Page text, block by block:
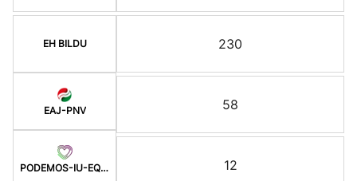
EH BILDU
EAJ-PNV
PODEMOS-IU-EQUO BERD
230
58
12